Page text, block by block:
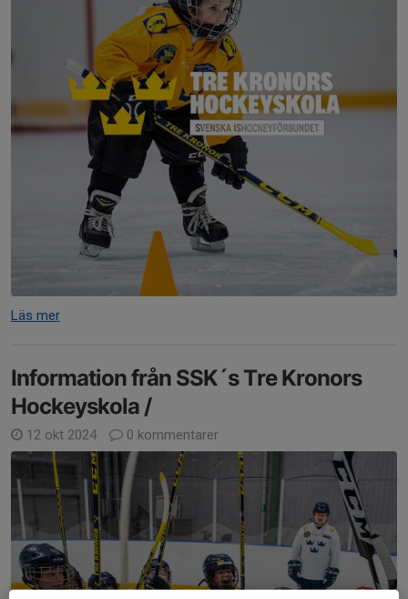
Läs mer
Information från SSK´s Tre Kronors
Hockeyskola /
12 okt 2024 0 kommentarer